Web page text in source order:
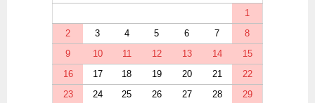
1
2
3 4 5 6 7
8
9
10 11 12 13 14
15
16
17 18 19 20 21
22
23
24 25 26 27 28 29